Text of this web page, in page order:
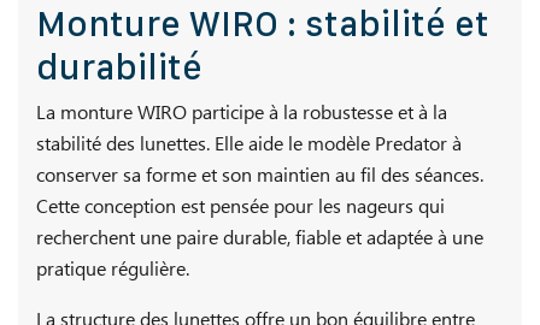
Monture WIRO : stabilité et
durabilité
La monture WIRO participe à la robustesse et à la
stabilité des lunettes. Elle aide le modèle Predator à
conserver sa forme et son maintien au fil des séances.
Cette conception est pensée pour les nageurs qui
recherchent une paire durable, fiable et adaptée à une
pratique régulière.